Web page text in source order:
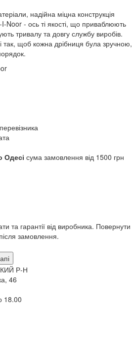
надійна міцна конструкція
I-Noor - ось ті якості, що приваблюють
тривалу та довгу службу виробів.
так, щоб кожна дрібниця була зручною,
Одесі сума замовлення від 1500 грн
та гарантії від виробника. Повернути
замовлення.
Р-Н
46
18.00